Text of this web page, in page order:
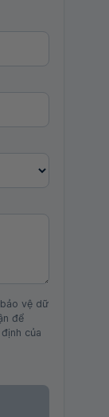
vệ dữ
để
của